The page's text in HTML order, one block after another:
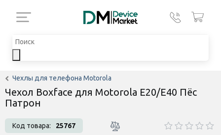
Чехлы для телефона Motorola
Чехол Boxface для Motorola E20/E40 Пёс
Патрон
Код товара: 25767